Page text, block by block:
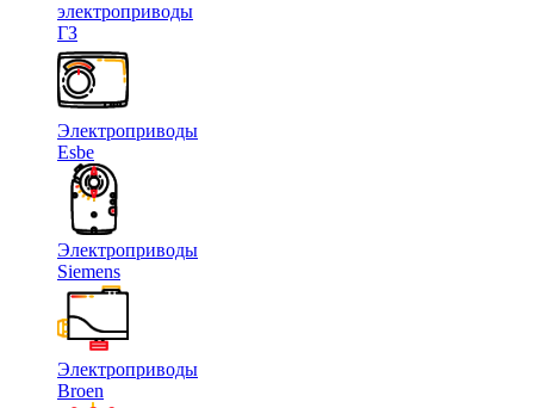
электроприводы
ГЗ
Электроприводы
Esbe
Электроприводы
Siemens
Электроприводы
Broen